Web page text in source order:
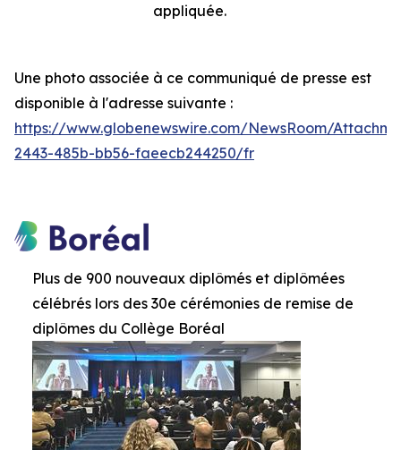
appliquée.
Une photo associée à ce communiqué de presse est
disponible à l'adresse suivante :
https://www.globenewswire.com/NewsRoom/
2443-485b-bb56-faeecb244250/fr
Plus de 900 nouveaux diplômés et diplômées
célébrés lors des 30e cérémonies de remise de
diplômes du Collège Boréal